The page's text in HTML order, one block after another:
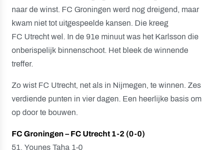
naar de winst. FC Groningen werd nog dreigend, maar
kwam niet tot uitgespeelde kansen. Die kreeg
FC Utrecht wel. In de 91e minuut was het Karlsson die
onberispelijk binnenschoot. Het bleek de winnende
treffer.
Zo wist FC Utrecht, net als in Nijmegen, te winnen. Zes
verdiende punten in vier dagen. Een heerlijke basis om
op door te bouwen.
FC Groningen – FC Utrecht 1-2 (0-0)
51. Younes Taha 1-0